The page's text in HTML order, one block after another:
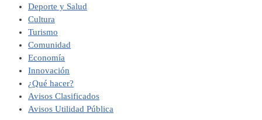
Deporte y Salud
Cultura
Turismo
Comunidad
Economía
Innovación
¿Qué hacer?
Avisos Clasificados
Avisos Utilidad Pública